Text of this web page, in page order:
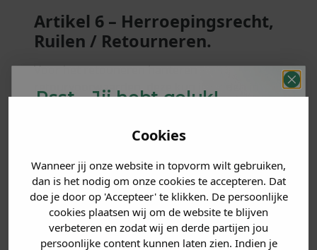
Cookies
Wanneer jij onze website in topvorm wilt gebruiken,
dan is het nodig om onze cookies te accepteren. Dat
doe je door op 'Accepteer' te klikken. De persoonlijke
cookies plaatsen wij om de website te blijven
verbeteren en zodat wij en derde partijen jou
persoonlijke content kunnen laten zien. Indien je
Artikel 6 – Herroepingsrecht,
Ruilen / Retourneren.
Voor het retouneren hanteren we
retourvoorwaarden, deze kun je vinden in
De consument kan een overeenkomst
met betrekking tot de aankoop van een
product gedurende een bedenktijd van 14
dagen zonder opgave van redenen
ontbinden. De ondernemer mag de
consument vragen naar de reden van
herroeping, maar deze niet tot opgave
van zijn reden(en) verplichten.
Psst... Jij hebt geluk!
Welke mystery
krijg jij? (Tot-30%
Vertel ons waar je naar op
zoek bent. 👇
Heren kleding